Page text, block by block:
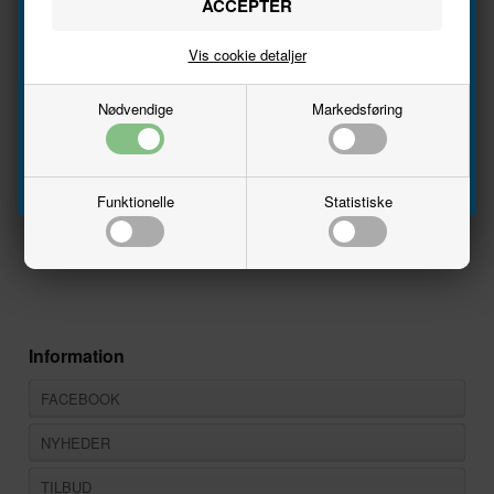
Nødvendige Markedsføring
Funktionelle Statistiske
Vis cookie detaljer
På lager På lager
Information
FACEBOOK
NYHEDER
TILBUD